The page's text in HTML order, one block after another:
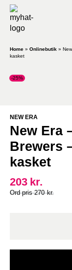
Home » Onlinebutik »
kasket
-25%
NEW ERA
New Era
Brewers
kasket
270 kr.
Original
price
203 kr.
Current
price